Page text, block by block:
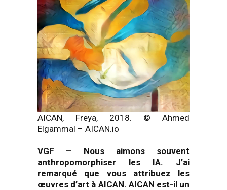
AICAN, Freya, 2018. © Ahmed
Elgammal – AICAN.io
VGF – Nous aimons souvent
anthropomorphiser les IA. J’ai
remarqué que vous attribuez les
œuvres d’art à AICAN. AICAN est-il un